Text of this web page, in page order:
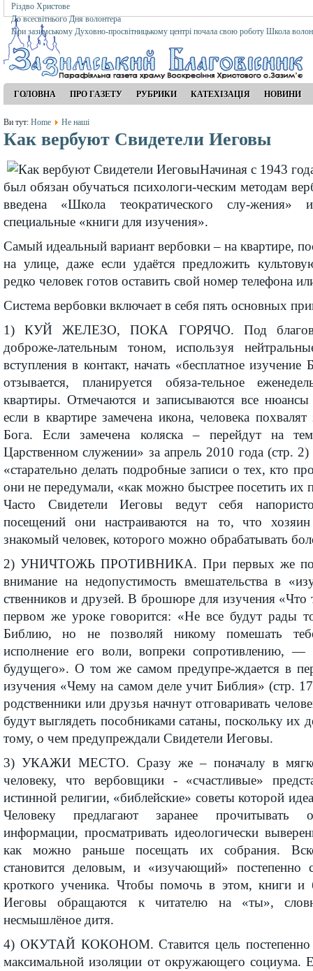
Різдво Христове
До всесвітнього Дня волонтера
При зазимському Духовно-просвітницькому центрі почала свою роботу Школа
ГОЛОВНА ПРО ГАЗЕТУ РУБРИКИ КАТЕХІЗАЦІЯ НОВИНИ
Ви тут: Home Не наші
Как вербуют Свидетели Иеговы
Начиная с 1943
был обязан обучаться психологи-ческим методам
введена «Школа теократического слу-жения»
специальные «книги для изучения».
Самый идеальный вариант вербовки – на квартире,
на улице, даже если удаётся предложить
редко человек готов оставить свой номер телефона
Система вербовки включает в себя пять основных
1) КУЙ ЖЕЛЕЗО, ПОКА ГОРЯЧО. Под
доброже-лательным тоном, используя
вступления в контакт, начать «бесплатное
отзывается, планируется обяза-тельное
квартиры. Отмечаются и записываются все
если в квартире замечена икона, человека
Бога. Если замечена коляска – перейдут на
Царственном служении» за апрель 2010 года (стр. 2)
«старательно делать подробные записи о тех, кто
они не передумали, «как можно быстрее посетить их
Часто Свидетели Иеговы ведут себя
посещений они настраиваются на то, что
знакомый человек, которого можно обрабатывать
2) УНИЧТОЖЬ ПРОТИВНИКА. При первых же
внимание на недопустимость вмешательства в
ственников и друзей. В брошюре для изучения «Что
первом же уроке говорится: «Не все будут рады
Библию, но не позволяй никому помешать
исполнение его воли, вопреки сопротивлению, —
будущего». О том же самом предупре-ждается в
изучения «Чему на самом деле учит Библия» (стр.
родственники или друзья начнут отговаривать
будут выглядеть пособниками сатаны, поскольку их
тому, о чем предупреждали Свидетели Иеговы.
3) УКАЖИ МЕСТО. Сразу же – поначалу в
человеку, что вербовщики - «счастливые»
истинной религии, «библейские» советы которой
Человеку предлагают заранее прочитывать
информации, просматривать идеологически
как можно раньше посещать их собрания.
становится деловым, и «изучающий» постепенно
кроткого ученика. Чтобы помочь в этом, книги
Иеговы обращаются к читателю на «ты»,
несмышлёное дитя.
4) ОКУТАЙ КОКОНОМ. Ставится цель постепенно
максимальной изоляции от окружающего социума.